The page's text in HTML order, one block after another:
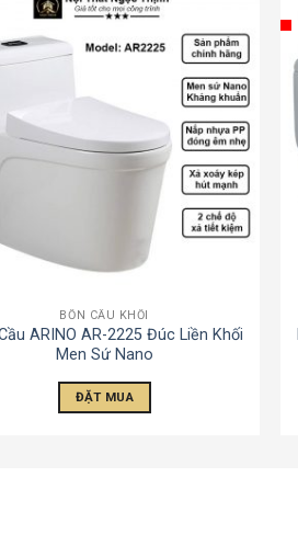
BỒN CẦU KHỐI
ARINO AR-2225 Đúc Liền Khối
Men Sứ Nano
ĐẶT MUA